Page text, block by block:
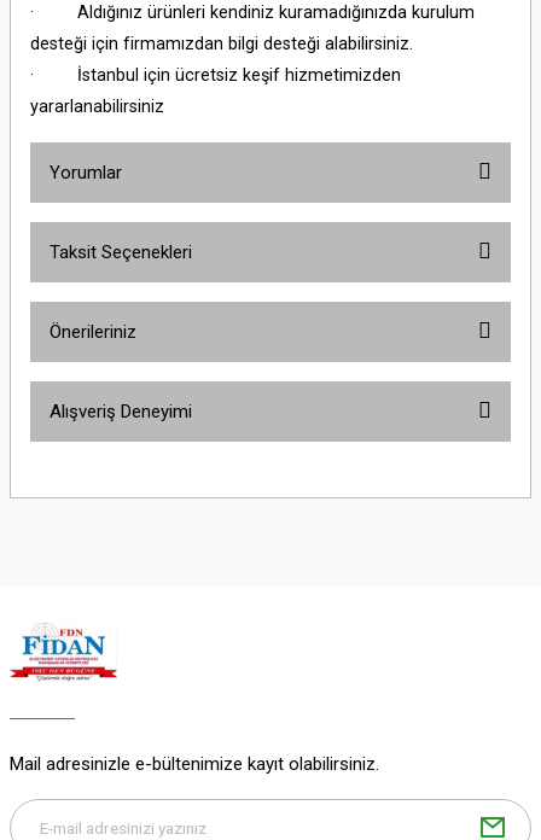
· Aldığınız ürünleri kendiniz kuramadığınızda kurulum
desteği için firmamızdan bilgi desteği alabilirsiniz.
· İstanbul için ücretsiz keşif hizmetimizden
yararlanabilirsiniz
Yorumlar
Taksit Seçenekleri
Önerileriniz
yetersiz gördüğünüz noktaları öneri formunu kullanarak tarafımıza
Bu ürüne benzer farklı alternatifler olmalı.
Alışveriş Deneyimi
Mail adresinizle e-bültenimize kayıt olabilirsiniz.